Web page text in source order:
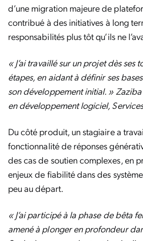
d’une migration majeure de
contribué à des initiatives à long
responsabilités plus tôt qu’ils ne
« J’ai travaillé sur un projet dès ses
étapes, en aidant à définir ses
son développement initial. »
en développement logiciel,
Du côté produit, un stagiaire a
fonctionnalité de réponses
des cas de soutien complexes, en
enjeux de fiabilité dans des
peu au départ.
« J’ai participé à la phase de bêta
amené à plonger en profondeur